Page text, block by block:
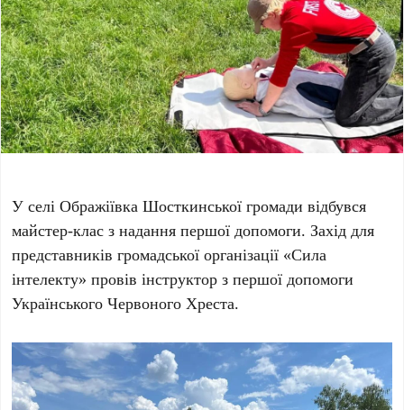
У селі Ображіївка Шосткинської громади відбувся
майстер-клас з надання першої допомоги. Захід для
представників громадської організації «Сила
інтелекту» провів інструктор з першої допомоги
Українського Червоного Хреста.